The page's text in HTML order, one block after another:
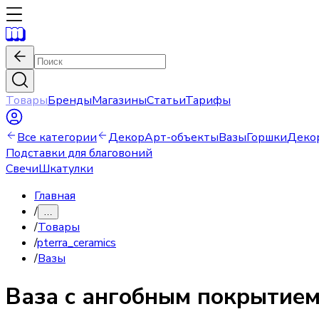
ТоварыБрендыМагазиныСтатьиТарифы
Все категории ДекорАрт-объектыВазыГоршки
Подставки для благовоний
СвечиШкатулки
Главная
/ …
/Товары
/pterra_ceramics
/Вазы
Ваза с ангобным покрытием